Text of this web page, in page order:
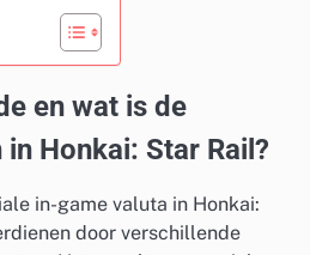
en wat is de
Honkai: Star Rail?
in-game valuta in Honkai:
door verschillende